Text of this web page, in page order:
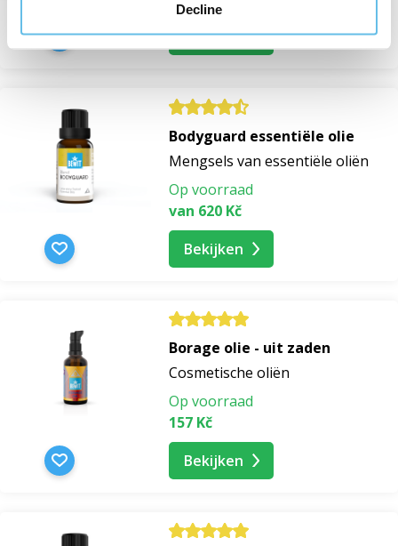
Decline
Bekijken
Bodyguard essentiële olie
Mengsels van essentiële oliën
Op voorraad
van 620 Kč
Bekijken
Borage olie - uit zaden
Cosmetische oliën
Op voorraad
157 Kč
Bekijken